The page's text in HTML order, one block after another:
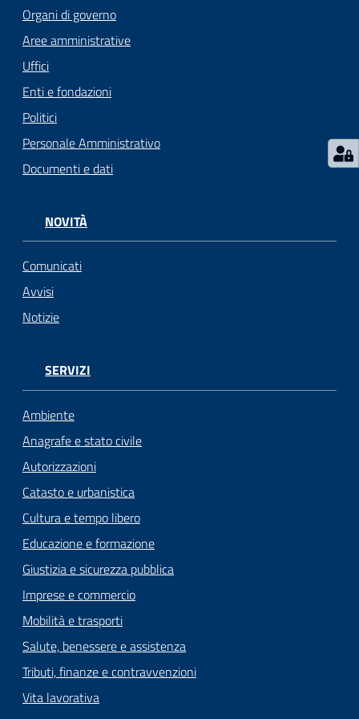
Seguici
su
Organi di governo
Aree amministrative
Uffici
Enti e fondazioni
Politici
Personale Amministrativo
Documenti e dati
NOVITÀ
Comunicati
Avvisi
Notizie
SERVIZI
Ambiente
Anagrafe e stato civile
Autorizzazioni
Catasto e urbanistica
Cultura e tempo libero
Educazione e formazione
Giustizia e sicurezza pubblica
Imprese e commercio
Mobilità e trasporti
Salute, benessere e assistenza
Tributi, finanze e contravvenzioni
Vita lavorativa